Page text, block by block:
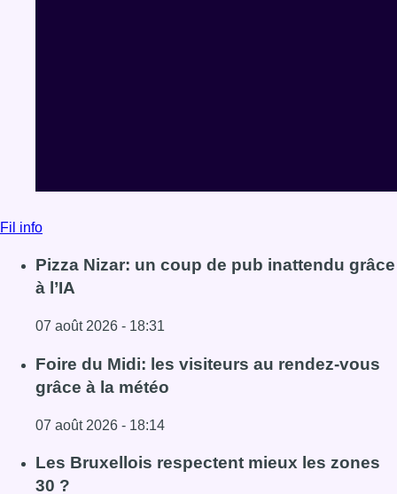
Fil info
Pizza Nizar: un coup de pub inattendu grâce
à l’IA
07 août 2026 - 18:31
Lire l'article Pizza Nizar: un coup de pub inattendu grâce
Foire du Midi: les visiteurs au rendez-vous
grâce à la météo
07 août 2026 - 18:14
Lire l'article Foire du Midi: les visiteurs au rendez-vous
Les Bruxellois respectent mieux les zones
30 ?